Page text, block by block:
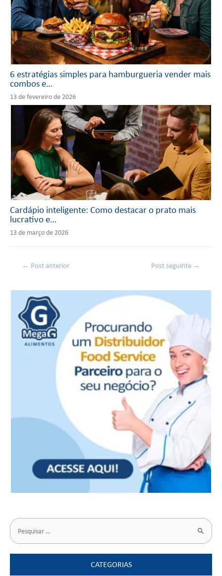
6 estratégias simples para hamburgueria vender mais
combos e…
13 de fevereiro de 2026
Cardápio inteligente: Como destacar o prato mais
lucrativo e…
13 de março de 2026
← Post anterior Post seguinte →
CATEGORIAS